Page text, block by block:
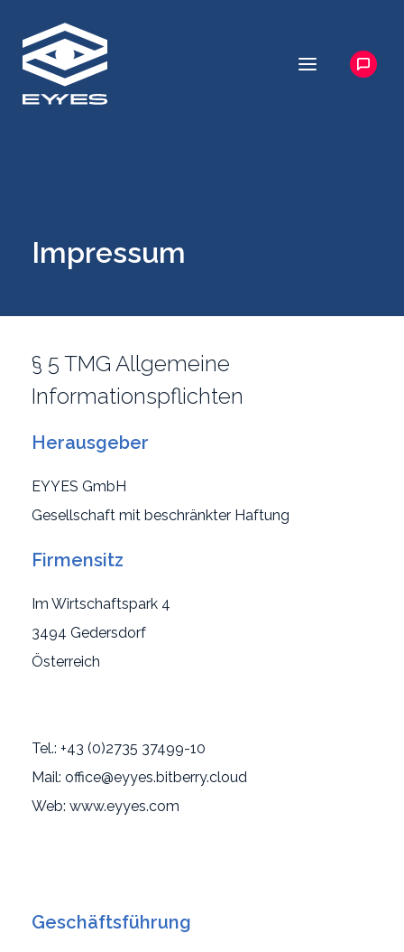
Impressum
§ 5 TMG Allgemeine
Informationspflichten
Herausgeber
EYYES GmbH
Gesellschaft mit beschränkter Haftung
Firmensitz
Im Wirtschaftspark 4
3494 Gedersdorf
Österreich
Tel.: +43 (0)2735 37499-10
Mail: office@eyyes.bitberry.cloud
Web: www.eyyes.com
Geschäftsführung